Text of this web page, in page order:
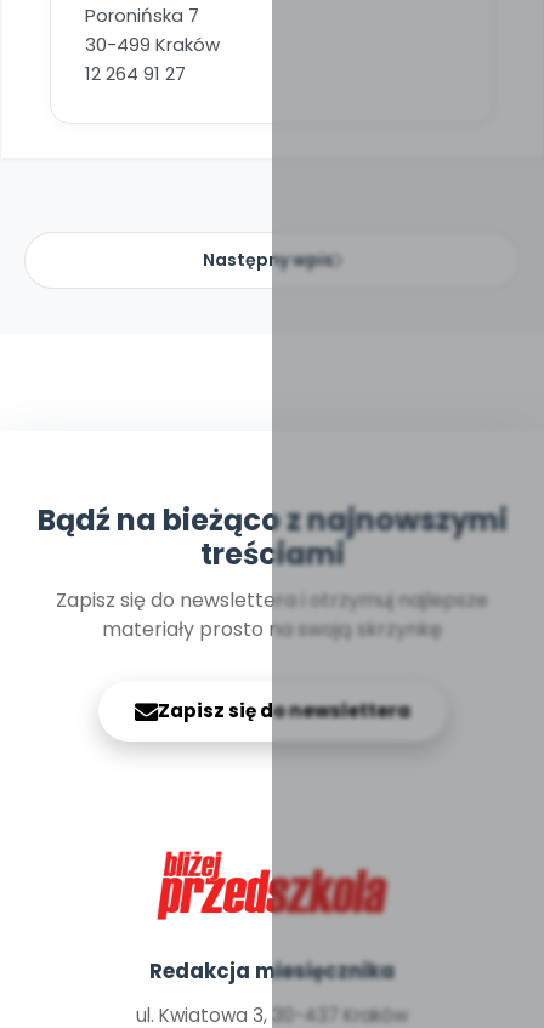
Poronińska 7
30-499 Kraków
12 264 91 27
Następny wpis
Bądź na bieżąco z najnowszymi
treściami
Zapisz się do newslettera i otrzymuj najlepsze
materiały prosto na swoją skrzynkę
Zapisz się do newslettera
Redakcja miesięcznika
ul. Kwiatowa 3, 30-437 Kraków